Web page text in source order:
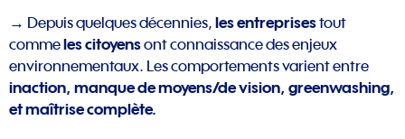
→ Depuis quelques décennies, lesentreprisestout
commeles citoyensont connaissance des enjeux
environnementaux. Les comportements varient entre
inaction, manque de moyens/de vision, greenwashing,
et maîtrise complète.